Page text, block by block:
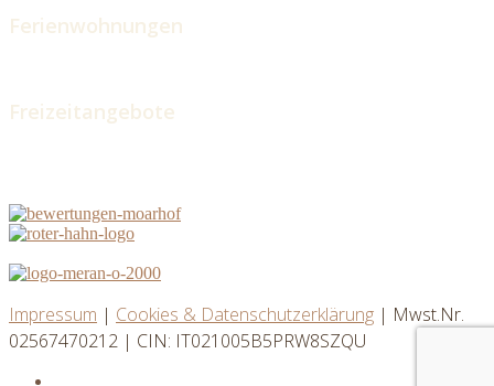
Ferienwohnungen
Freizeitangebote
Impressum | Cookies & Datenschutzerklärung | Mwst.Nr.
02567470212 | CIN: IT021005B5PRW8SZQU